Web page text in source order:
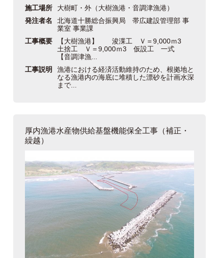
施工場所
大樹町・外（大樹漁港・音調津漁港）
発注者名
北海道十勝総合振興局 帯広建設管理部 事
業室 事業課
工事概要
【大樹漁港】 浚渫工 Ｖ＝9,000ｍ3
土捨工 Ｖ＝9,000ｍ3 仮設工 一式
【音調津漁...
工事説明
漁港における経済活動維持のため、根拠地と
なる漁港内の海底に堆積した漂砂を計画水深
まで...
厚内漁港水産物供給基盤機能保全工事（補正・
繰越）